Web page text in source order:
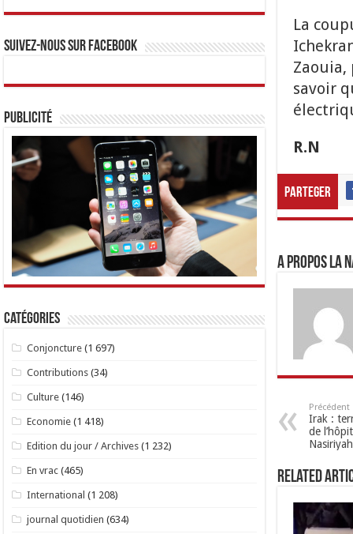
La
Zaouia,
savoir
R.N
Parteger
A propos LA
Précédent
Irak :
de
Nasiriyah
Related
Suivez-nous sur Facebook
Publicité
Catégories
Conjoncture (1 697)
Contributions (34)
Culture (146)
Economie (1 418)
Edition du jour / Archives (1 232)
En vrac (465)
International (1 208)
journal quotidien (634)